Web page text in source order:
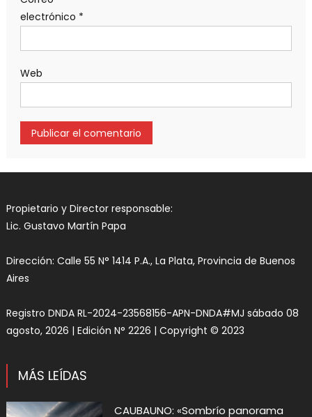
electrónico *
Web
Propietario y Director responsable:
Lic. Gustavo Martín Papa
Dirección: Calle 55 N° 1414 P.A., La Plata, Provincia de Buenos
Aires
Registro DNDA RL-2024-23568156-APN-DNDA#MJ sábado 08
agosto, 2026 | Edición N° 2226 | Copyright © 2023
MÁS LEÍDAS
CAUBAUNO: «Sombrío panorama